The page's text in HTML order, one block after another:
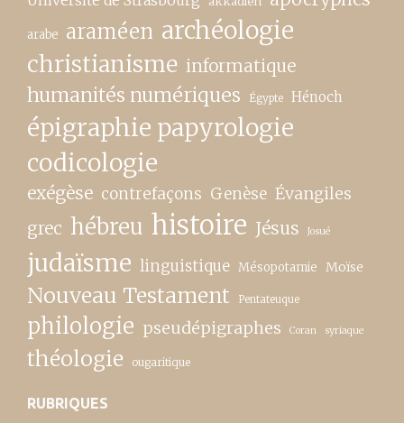
arabe araméen archéologie
christianisme informatique
humanités numériques Égypte Hénoch
épigraphie papyrologie
codicologie
exégèse contrefaçons Genèse Évangiles
grec hébreu histoire Jésus Josué
judaïsme linguistique Mésopotamie Moïse
Nouveau Testament Pentateuque
philologie pseudépigraphes Coran syriaque
théologie ougaritique
RUBRIQUES